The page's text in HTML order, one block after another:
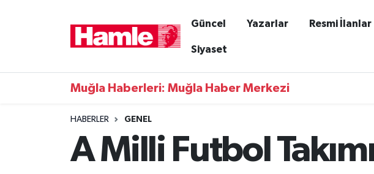
Güncel Yazarlar Resmi İlanlar
Siyaset
Muğla Haberleri: Muğla Haber Merkezi
HABERLER GENEL
A Milli Futbol
Magazin
Muğla Nöbetçi Eczaneler
Muğla Trafik Yoğunluk Haritası